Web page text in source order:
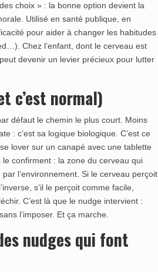
choix » : la bonne option devient la
Utilisé en santé publique, en
pour aider à changer les habitudes
Chez l’enfant, dont le cerveau est
devenir un levier précieux pour lutter
c’est normal)
défaut le chemin le plus court. Moins
: c’est sa logique biologique. C’est ce
lover sur un canapé avec une tablette
confirment : la zone du cerveau qui
l’environnement. Si le cerveau perçoit
s’il le perçoit comme facile,
C’est là que le nudge intervient :
l’imposer. Et ça marche.
nudges qui font